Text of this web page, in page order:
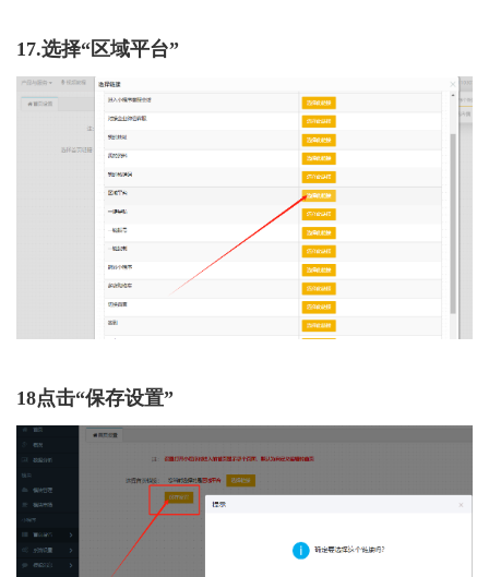
17.选择“区域平台”
18点击“保存设置”